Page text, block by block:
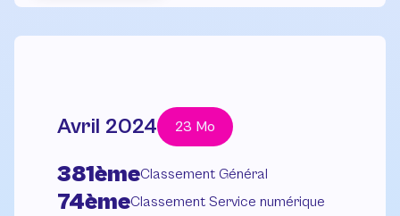
Avril 2024 23 Mo
381èmeClassement Général
74èmeClassement Service numérique